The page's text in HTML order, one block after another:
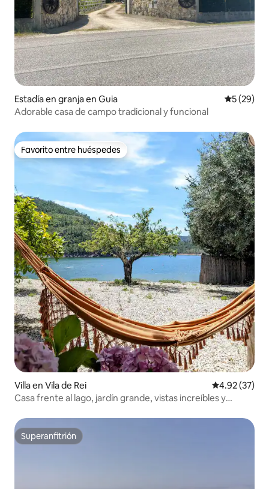
Estadía en granja en Guia
5 (29)
Adorable casa de campo tradicional y funcional
Favorito entre huéspedes
Favorito entre huéspedes
Villa en Vila de Rei Calificación
4.92 (37)
Casa frente al lago, jardín grande, vistas increíbles y
Superanfitrión
Superanfitrión